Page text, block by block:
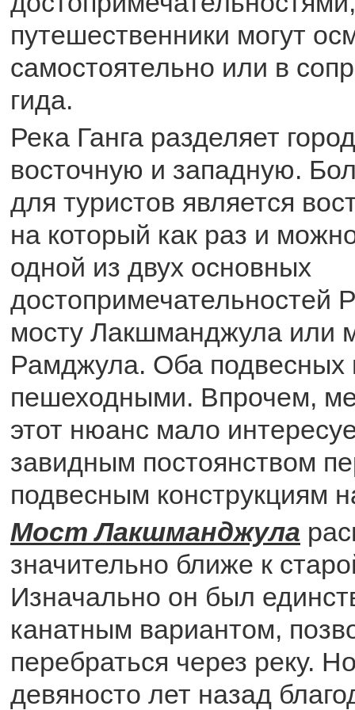
путешественники могут
самостоятельно или в
гида.
Река Ганга разделяет
восточную и западную.
для туристов является
на который как раз и
одной из двух основных
достопримечательностей
мосту Лакшманджула или
Рамджула. Оба подвесных
пешеходными. Впрочем,
этот нюанс мало
завидным постоянством
подвесным конструкциям
Мост Лакшманджула
значительно ближе к
Изначально он был
канатным вариантом,
перебраться через реку.
девяносто лет назад